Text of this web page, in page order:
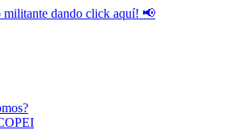
militante dando click aquí! 📢